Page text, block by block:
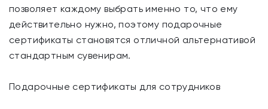
позволяет каждому выбрать именно то, что ему
действительно нужно, поэтому подарочные
сертификаты становятся отличной альтернативой
стандартным сувенирам.
Подарочные сертификаты для сотрудников